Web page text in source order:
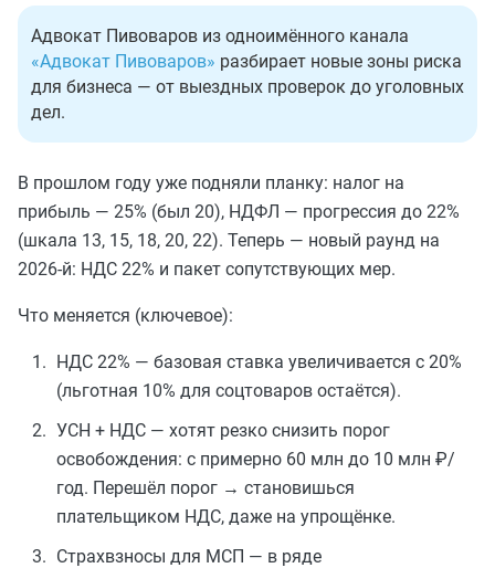
Адвокат Пивоваров из одноимённого канала
«Адвокат Пивоваров» разбирает новые зоны риска
для бизнеса — от выездных проверок до уголовных
дел.
В прошлом году уже подняли планку: налог на
прибыль — 25% (был 20), НДФЛ — прогрессия до 22%
(шкала 13, 15, 18, 20, 22). Теперь — новый раунд на
2026-й: НДС 22% и пакет сопутствующих мер.
Что меняется (ключевое):
НДС 22% — базовая ставка увеличивается с 20%
(льготная 10% для соцтоваров остаётся).
УСН + НДС — хотят резко снизить порог
освобождения: с примерно 60 млн до 10 млн ₽/
год. Перешёл порог → становишься
плательщиком НДС, даже на упрощёнке.
Страхвзносы для МСП — в ряде